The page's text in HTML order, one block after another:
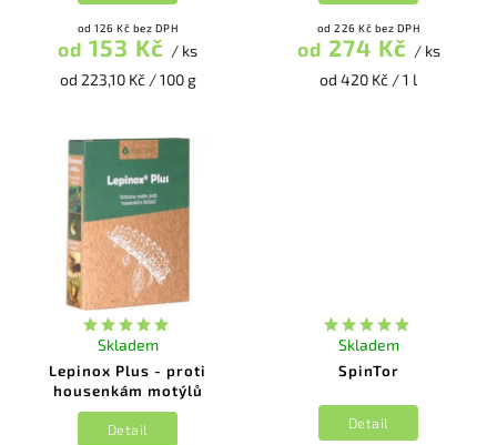
od 126 Kč bez DPH
od 153 Kč / ks
od 223,10 Kč / 100 g
od 226 Kč bez DPH
od 274 Kč / ks
od 420 Kč / 1 l
Lepinox Plus - proti
housenkám motýlů
Skladem
Detail
SpinTor
Skladem
Detail